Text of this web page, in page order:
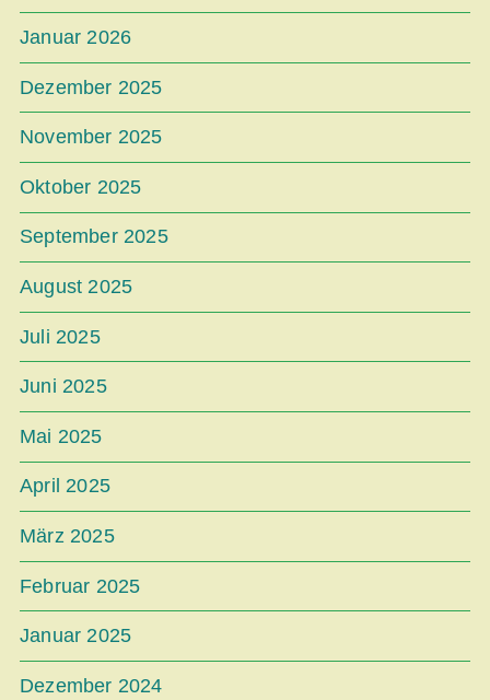
Januar 2026
Dezember 2025
November 2025
Oktober 2025
September 2025
August 2025
Juli 2025
Juni 2025
Mai 2025
April 2025
März 2025
Februar 2025
Januar 2025
Dezember 2024